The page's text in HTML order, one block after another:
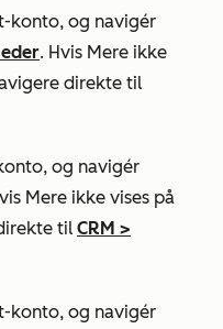
konto, og navigér
. Hvis Mere ikke
direkte til
og navigér
Mere ikke vises på
til CRM >
konto, og navigér